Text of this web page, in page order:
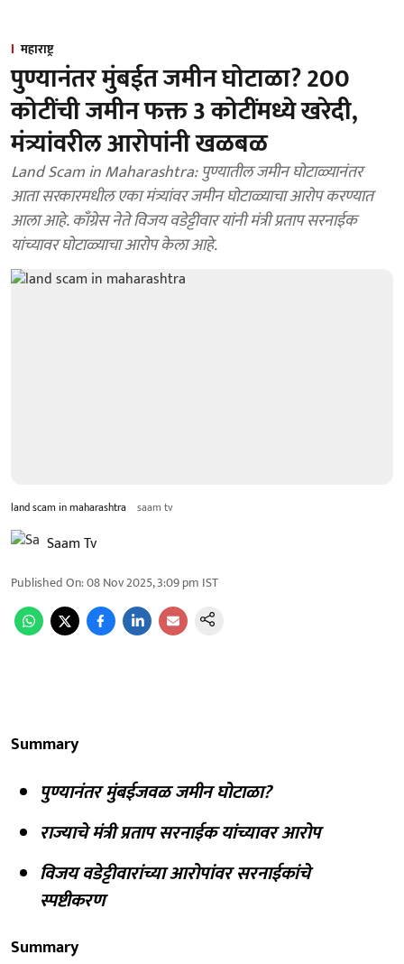
महाराष्ट्र
पुण्यानंतर मुंबईत जमीन घोटाळा? 200
कोटींची जमीन फक्त 3 कोटींमध्ये खरेदी,
मंत्र्यांवरील आरोपांनी खळबळ
Land Scam in Maharashtra: पुण्यातील जमीन घोटाळ्यानंतर
आता सरकारमधील एका मंत्र्यांवर जमीन घोटाळ्याचा आरोप करण्यात
आला आहे. काँग्रेस नेते विजय वडेट्टीवार यांनी मंत्री प्रताप सरनाईक
यांच्यावर घोटाळ्याचा आरोप केला आहे.
land scam in maharashtra saam tv
Saam Tv
Published On:08 Nov 2025, 3:09 pm IST
Summary
पुण्यानंतर मुंबईजवळ जमीन घोटाळा?
राज्याचे मंत्री प्रताप सरनाईक यांच्यावर आरोप
विजय वडेट्टीवारांच्या आरोपांवर सरनाईकांचे
स्पष्टीकरण
Summary